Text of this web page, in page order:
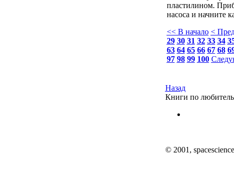
пластилином.
насоса и начните
<< В начало <
29 30 31 32 33 34
63 64 65 66 67 68
97 98 99 100
Назад
Книги по
© 2001,